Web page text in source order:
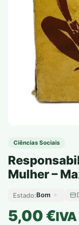
Ciências Sociais
Mulher –
Estado:Bom
5,00€